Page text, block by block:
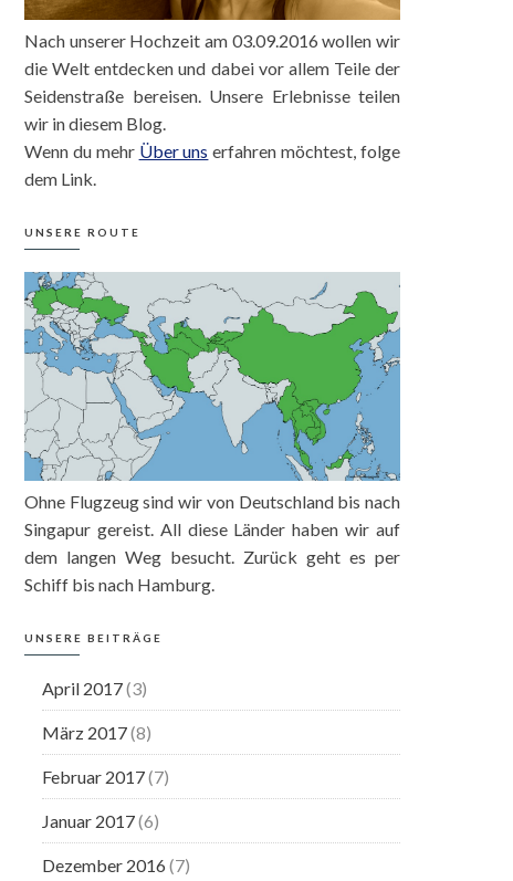
Nach unserer Hochzeit am 03.09.2016 wollen wir
die Welt entdecken und dabei vor allem Teile der
Seidenstraße bereisen. Unsere Erlebnisse teilen
wir in diesem Blog.
Wenn du mehr Über uns erfahren möchtest, folge
dem Link.
UNSERE ROUTE
Ohne Flugzeug sind wir von Deutschland bis nach
Singapur gereist. All diese Länder haben wir auf
dem langen Weg besucht. Zurück geht es per
Schiff bis nach Hamburg.
UNSERE BEITRÄGE
April 2017(3)
März 2017(8)
Februar 2017(7)
Januar 2017(6)
Dezember 2016 (7)